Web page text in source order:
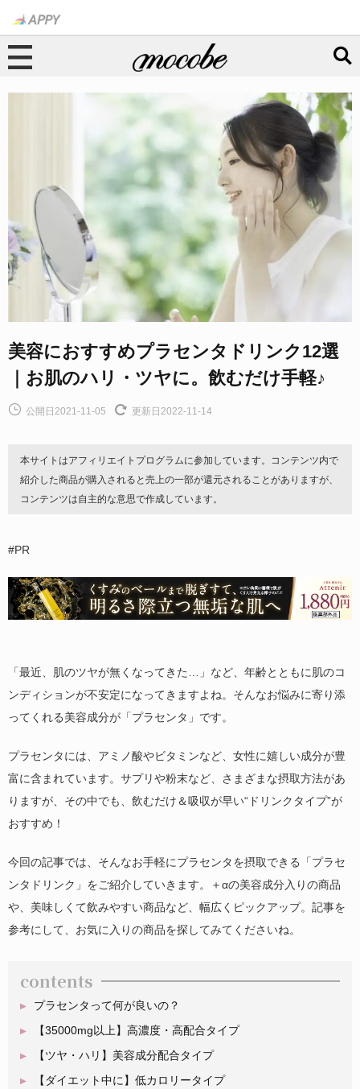
美容におすすめプラセンタドリンク12選
｜お肌のハリ・ツヤに。飲むだけ手軽♪
公開日2021-11-05 更新日2022-11-14
本サイトはアフィリエイトプログラムに参加しています。コンテンツ内で
紹介した商品が購入されると売上の一部が還元されることがありますが、
コンテンツは自主的な意思で作成しています。
#PR
「最近、肌のツヤが無くなってきた…」など、年齢とともに肌のコ
ンディションが不安定になってきますよね。そんなお悩みに寄り添
ってくれる美容成分が「プラセンタ」です。
プラセンタには、アミノ酸やビタミンなど、女性に嬉しい成分が豊
富に含まれています。サプリや粉末など、さまざまな摂取方法があ
りますが、その中でも、飲むだけ＆吸収が早い“ドリンクタイプ”が
おすすめ！
今回の記事では、そんなお手軽にプラセンタを摂取できる「プラセ
ンタドリンク」をご紹介していきます。＋αの美容成分入りの商品
や、美味しくて飲みやすい商品など、幅広くピックアップ。記事を
参考にして、お気に入りの商品を探してみてくださいね。
contents
プラセンタって何が良いの？
【35000mg以上】高濃度・高配合タイプ
【ツヤ・ハリ】美容成分配合タイプ
【ダイエット中に】低カロリータイプ